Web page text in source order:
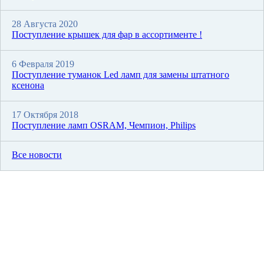
28 Августа 2020
Поступление крышек для фар в ассортименте !
6 Февраля 2019
Поступление туманок Led ламп для замены штатного
ксенона
17 Октября 2018
Поступление ламп OSRAM, Чемпион, Philips
Все новости